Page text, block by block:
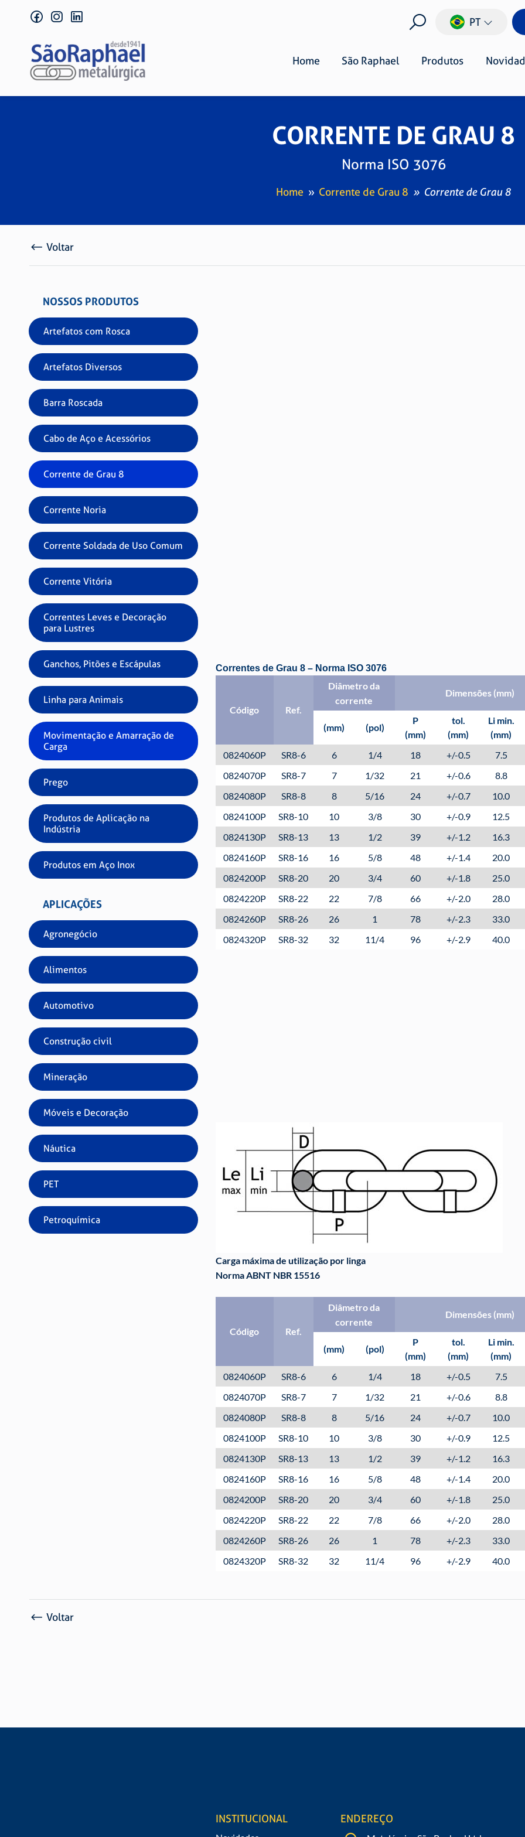
facebookinstagram
linkedin PT
Home São Raphael Produtos
CORRENTE DE GRAU 8
Norma ISO 3076
Home Corrente de Grau 8 Corrente de Grau 8
Voltar
NOSSOS PRODUTOS
Artefatos com Rosca
Artefatos Diversos
Barra Roscada
Cabo de Aço e Acessórios
Corrente de Grau 8
Corrente Noria
Corrente Soldada de Uso Comum
Corrente Vitória
Correntes Leves e Decoração
para Lustres
Ganchos, Pitões e Escápulas
Linha para Animais
Movimentação e Amarração de
Carga
Prego
Produtos de Aplicação na
Indústria
Produtos em Aço Inox
APLICAÇÕES
Agronegócio
Alimentos
Automotivo
Construção civil
Mineração
Móveis e Decoração
Náutica
PET
Petroquímica
Correntes de Grau 8 – Norma ISO 3076
Código Ref.
Diâmetro da
corrente
Dimensões (mm)
(mm) (pol)
P
(mm)
tol.
(mm)
Li min.
(mm)
0824060P
SR8-6 6 1/4 18 +/-0.5 7.5
0824070P
SR8-7 7 1/32 21 +/-0.6 8.8
0824080P
SR8-8 8 5/16 24 +/-0.7 10.0
0824100P
SR8-10 10 3/8 30 +/-0.9 12.5
0824130P
SR8-13 13 1/2 39 +/-1.2 16.3
0824160P
SR8-16 16 5/8 48 +/-1.4 20.0
0824200P
SR8-20 20 3/4 60 +/-1.8 25.0
0824220P
SR8-22 22 7/8 66 +/-2.0 28.0
0824260P
SR8-26 26 1 78 +/-2.3 33.0
0824320P
SR8-32 32 11/4 96 +/-2.9 40.0
Carga máxima de utilização por linga
Norma ABNT NBR 15516
Código Ref.
Diâmetro da
corrente
Dimensões (mm)
(mm) (pol)
P
(mm)
tol.
(mm)
Li min.
(mm)
0824060P
SR8-6 6 1/4 18 +/-0.5 7.5
0824070P
SR8-7 7 1/32 21 +/-0.6 8.8
0824080P
SR8-8 8 5/16 24 +/-0.7 10.0
0824100P
SR8-10 10 3/8 30 +/-0.9 12.5
0824130P
SR8-13 13 1/2 39 +/-1.2 16.3
0824160P
SR8-16 16 5/8 48 +/-1.4 20.0
0824200P
SR8-20 20 3/4 60 +/-1.8 25.0
0824220P
SR8-22 22 7/8 66 +/-2.0 28.0
0824260P
SR8-26 26 1 78 +/-2.3 33.0
0824320P
SR8-32 32 11/4 96 +/-2.9 40.0
Voltar
INSTITUCIONAL ENDEREÇO